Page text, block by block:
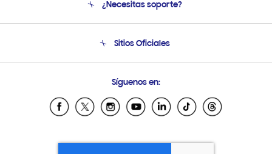
Soporte
Condiciones de Compra
¿Necesitas soporte?
Soporte vía eMail
Sitios Oficiales
Samsung Ecuador
Samsung El Salvador
Samsung Honduras
Síguenos en: